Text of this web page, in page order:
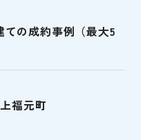
の成約事例（最大5
福元町